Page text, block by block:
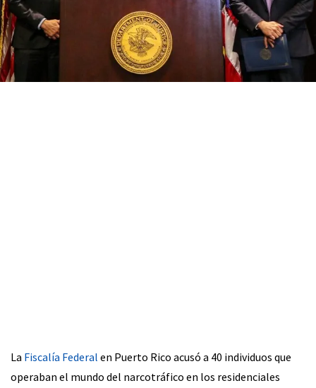
La Fiscalía Federal en Puerto Rico acusó a 40 individuos que
operaban el mundo del narcotráfico en los residenciales